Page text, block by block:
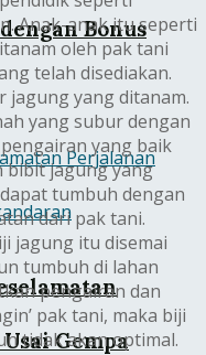
Bonus
Gempa
Anak-anak itu seperti
oleh pak tani
telah disediakan.
yang ditanam.
yang subur dengan
yang baik
bibit jagung yang
tumbuh dengan
dari pak tani.
jagung itu disemai
tumbuh di lahan
pengairan dan
pak tani, maka biji
tidak akan optimal.